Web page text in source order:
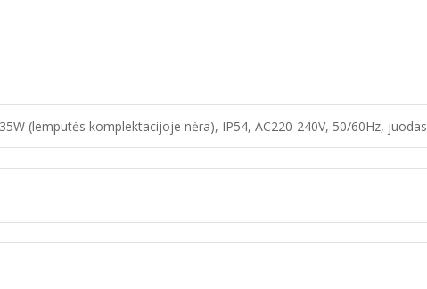
(lemputės komplektacijoje nėra), IP54, AC220-240V, 50/60Hz, juodas